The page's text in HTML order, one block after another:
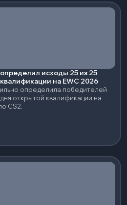
исходы 25 из 25
на EWC 2026
определила победителей
открытой квалификации на
CS2.